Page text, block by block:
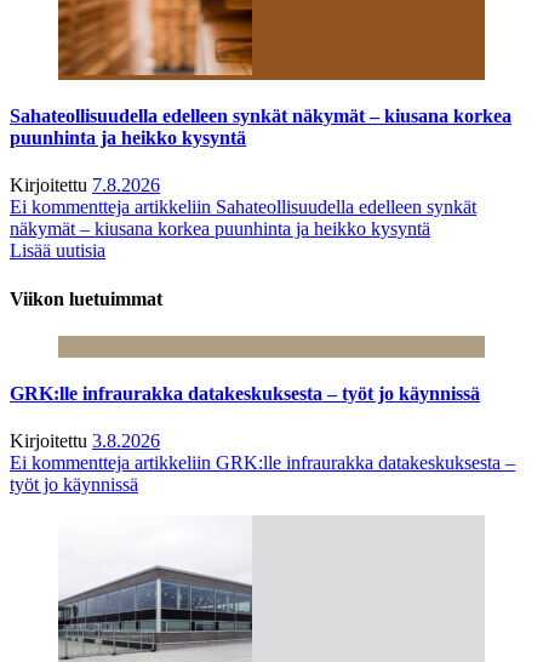
Sahateollisuudella edelleen synkät näkymät – kiusana korkea
puunhinta ja heikko kysyntä
Kirjoitettu 7.8.2026
Ei kommentteja artikkeliin Sahateollisuudella edelleen synkät
näkymät – kiusana korkea puunhinta ja heikko kysyntä
Lisää uutisia
Viikon luetuimmat
GRK:lle infraurakka datakeskuksesta – työt jo käynnissä
Kirjoitettu 3.8.2026
Ei kommentteja artikkeliin GRK:lle infraurakka datakeskuksesta –
työt jo käynnissä